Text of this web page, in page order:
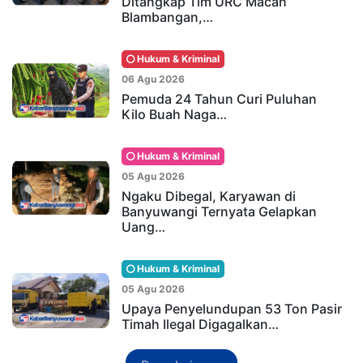
Blambangan,…
Hukum & Kriminal
06 Agu 2026
Pemuda 24 Tahun Curi Puluhan
Kilo Buah Naga…
Hukum & Kriminal
05 Agu 2026
Ngaku Dibegal, Karyawan di
Banyuwangi Ternyata Gelapkan
Uang…
Hukum & Kriminal
05 Agu 2026
Upaya Penyelundupan 53 Ton Pasir
Timah Ilegal Digagalkan…